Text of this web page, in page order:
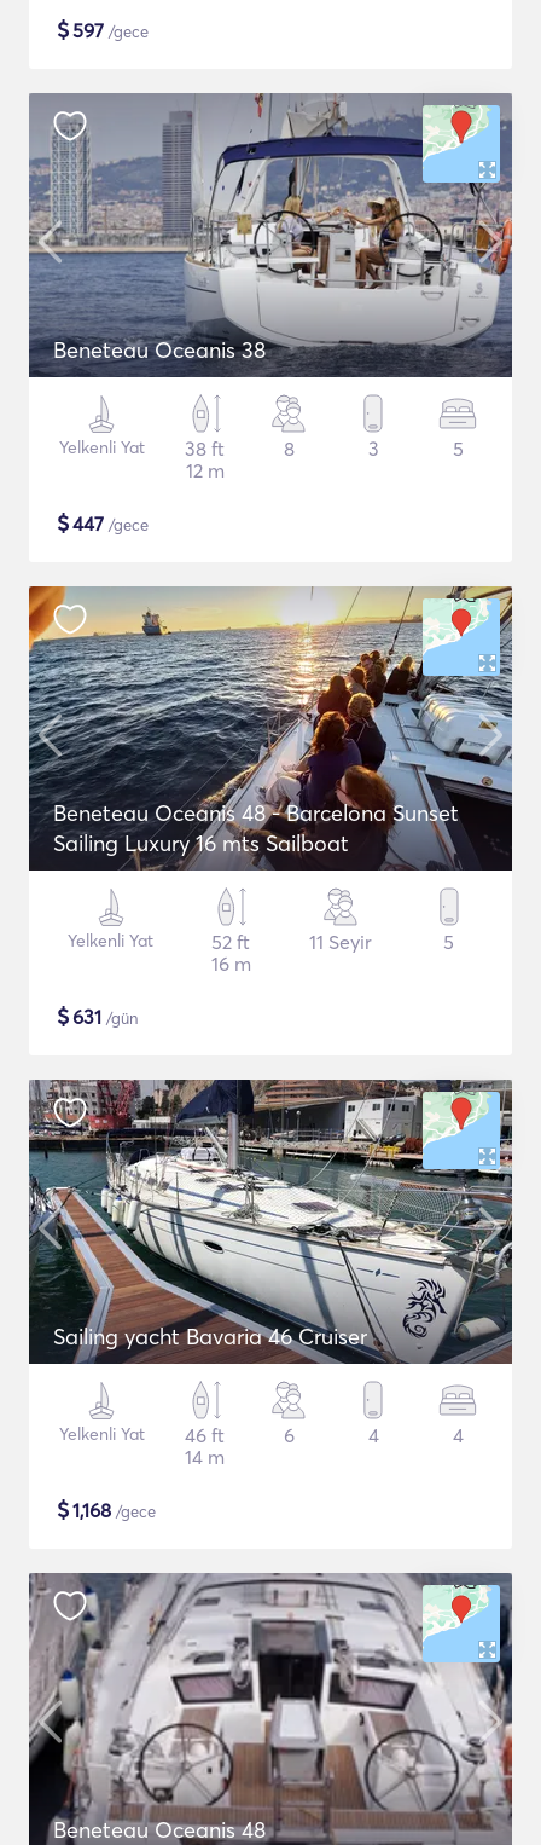
$597 /gece
Beneteau Oceanis 38
Yelkenli Yat
38 ft
12 m
8 3 5
$447 /gece
Beneteau Oceanis 48 - Barcelona Sunset
Sailing Luxury 16 mts Sailboat
Yelkenli Yat
52 ft
16 m
11 Seyir 5
$631 /gün
Sailing yacht Bavaria 46 Cruiser
Yelkenli Yat
46 ft
14 m
6 4 4
$1,168 /gece
Beneteau Oceanis 48